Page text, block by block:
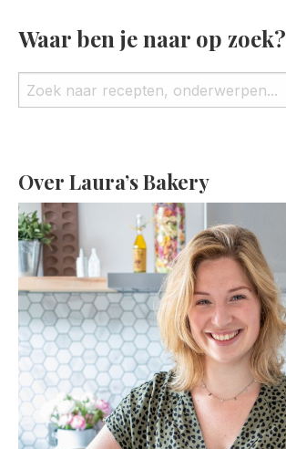
Waar ben je naar op zoek?
Over Laura’s Bakery